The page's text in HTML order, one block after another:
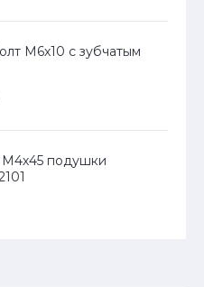
М6х10 с зубчатым
М4х45 подушки